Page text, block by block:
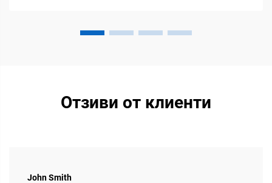
Отзиви от клиенти
John Smith